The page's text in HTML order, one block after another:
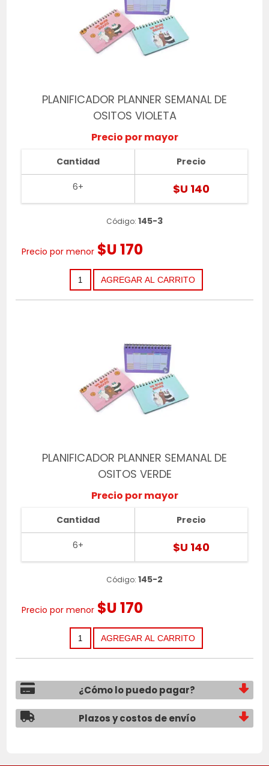
PLANIFICADOR PLANNER SEMANAL DE
OSITOS VIOLETA
Precio por mayor
Cantidad
6+
Precio
$U 140
Código: 145-3
Precio por menor $U 170
PLANIFICADOR PLANNER SEMANAL DE
OSITOS VERDE
Precio por mayor
Cantidad
6+
Precio
$U 140
Código: 145-2
Precio por menor $U 170
¿Cómo lo puedo pagar?
Plazos y costos de envío